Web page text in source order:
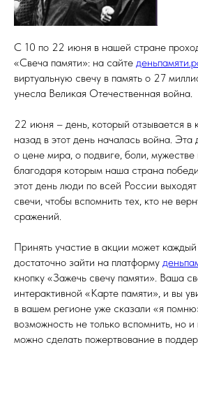
С 10 по 22 июня в нашей стране
«Свеча памяти»: на сайте
виртуальную свечу в память о 27
унесла Великая Отечественная война.
22 июня – день, который отзывается в
назад в этот день началась война.
о цене мира, о подвиге, боли,
благодаря которым наша страна
этот день люди по всей России
свечи, чтобы вспомнить тех, кто не
сражений.
Принять участие в акции может каждый
достаточно зайти на платформу
кнопку «Зажечь свечу памяти». Ваша
интерактивной «Карте памяти», и вы
в вашем регионе уже сказали «я
возможность не только вспомнить, но
можно сделать пожертвование в